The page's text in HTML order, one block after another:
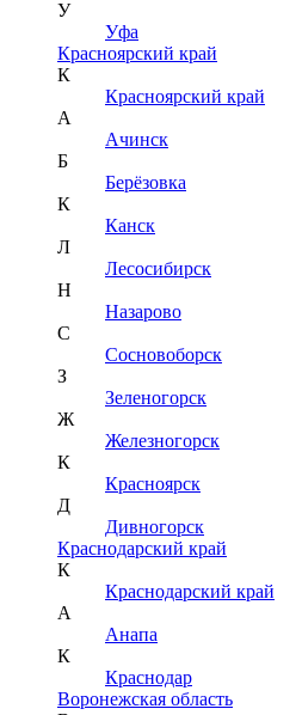
У
Уфа
Красноярский край
К
Красноярский край
А
Ачинск
Б
Берёзовка
К
Канск
Л
Лесосибирск
Н
Назарово
С
Сосновоборск
З
Зеленогорск
Ж
Железногорск
К
Красноярск
Д
Дивногорск
Краснодарский край
К
Краснодарский край
А
Анапа
К
Краснодар
Воронежская область